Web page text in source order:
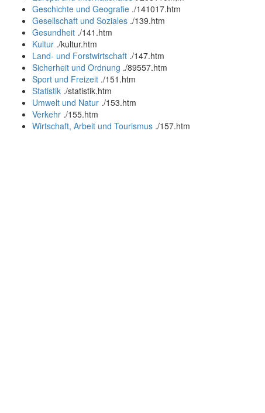
Geschichte und Geografie ./141017.htm
Gesellschaft und Soziales ./139.htm
Gesundheit ./141.htm
Kultur ./kultur.htm
Land- und Forstwirtschaft ./147.htm
Sicherheit und Ordnung ./89557.htm
Sport und Freizeit ./151.htm
Statistik ./statistik.htm
Umwelt und Natur ./153.htm
Verkehr ./155.htm
Wirtschaft, Arbeit und Tourismus ./157.htm